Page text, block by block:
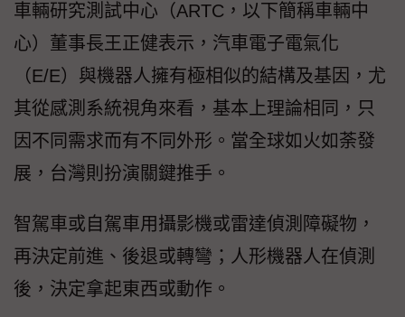
車輛研究測試中心（ARTC，以下簡稱車輛中
心）董事長王正健表示，汽車電子電氣化
（E/E）與機器人擁有極相似的結構及基因，尤
其從感測系統視角來看，基本上理論相同，只
因不同需求而有不同外形。當全球如火如荼發
展，台灣則扮演關鍵推手。
智駕車或自駕車用攝影機或雷達偵測障礙物，
再決定前進、後退或轉彎；人形機器人在偵測
後，決定拿起東西或動作。